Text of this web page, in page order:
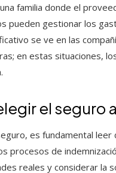
familia donde el
pueden gestionar los
se ve en las
en estas situaciones,
el seguro
es fundamental
procesos de
reales y considerar la